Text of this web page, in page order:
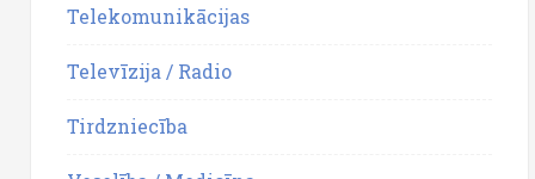
Telekomunikācijas
Televīzija / Radio
Tirdzniecība